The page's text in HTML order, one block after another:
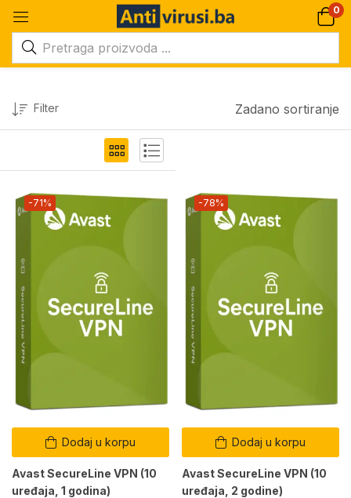
0
Filter Zadano sortiranje
Dodaj u korpu
-71%
Avast SecureLine VPN (10
uređaja, 1 godina)
Dodaj u korpu
-78%
Avast SecureLine VPN (10
uređaja, 2 godine)